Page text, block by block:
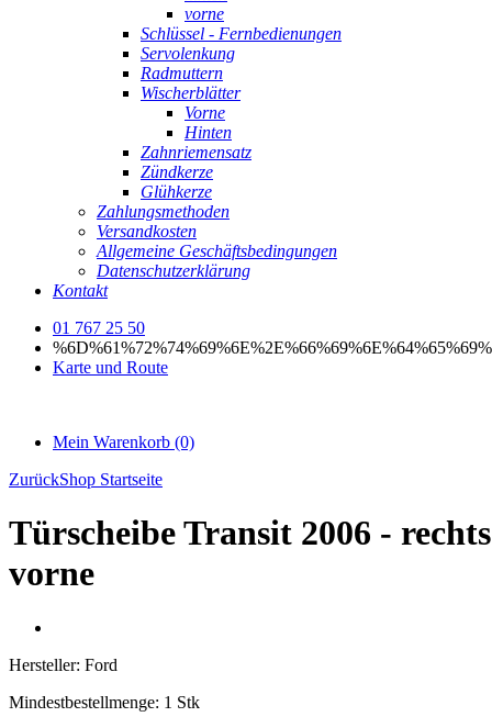
vorne
Schlüssel - Fernbedienungen
Servolenkung
Radmuttern
Wischerblätter
Vorne
Hinten
Zahnriemensatz
Zündkerze
Glühkerze
Zahlungsmethoden
Versandkosten
Allgemeine Geschäftsbedingungen
Datenschutzerklärung
Kontakt
01 767 25 50
Karte und Route
Mein Warenkorb (0)
ZurückShop Startseite
Türscheibe Transit 2006 - rechts
vorne
Hersteller: Ford
Mindestbestellmenge: 1 Stk